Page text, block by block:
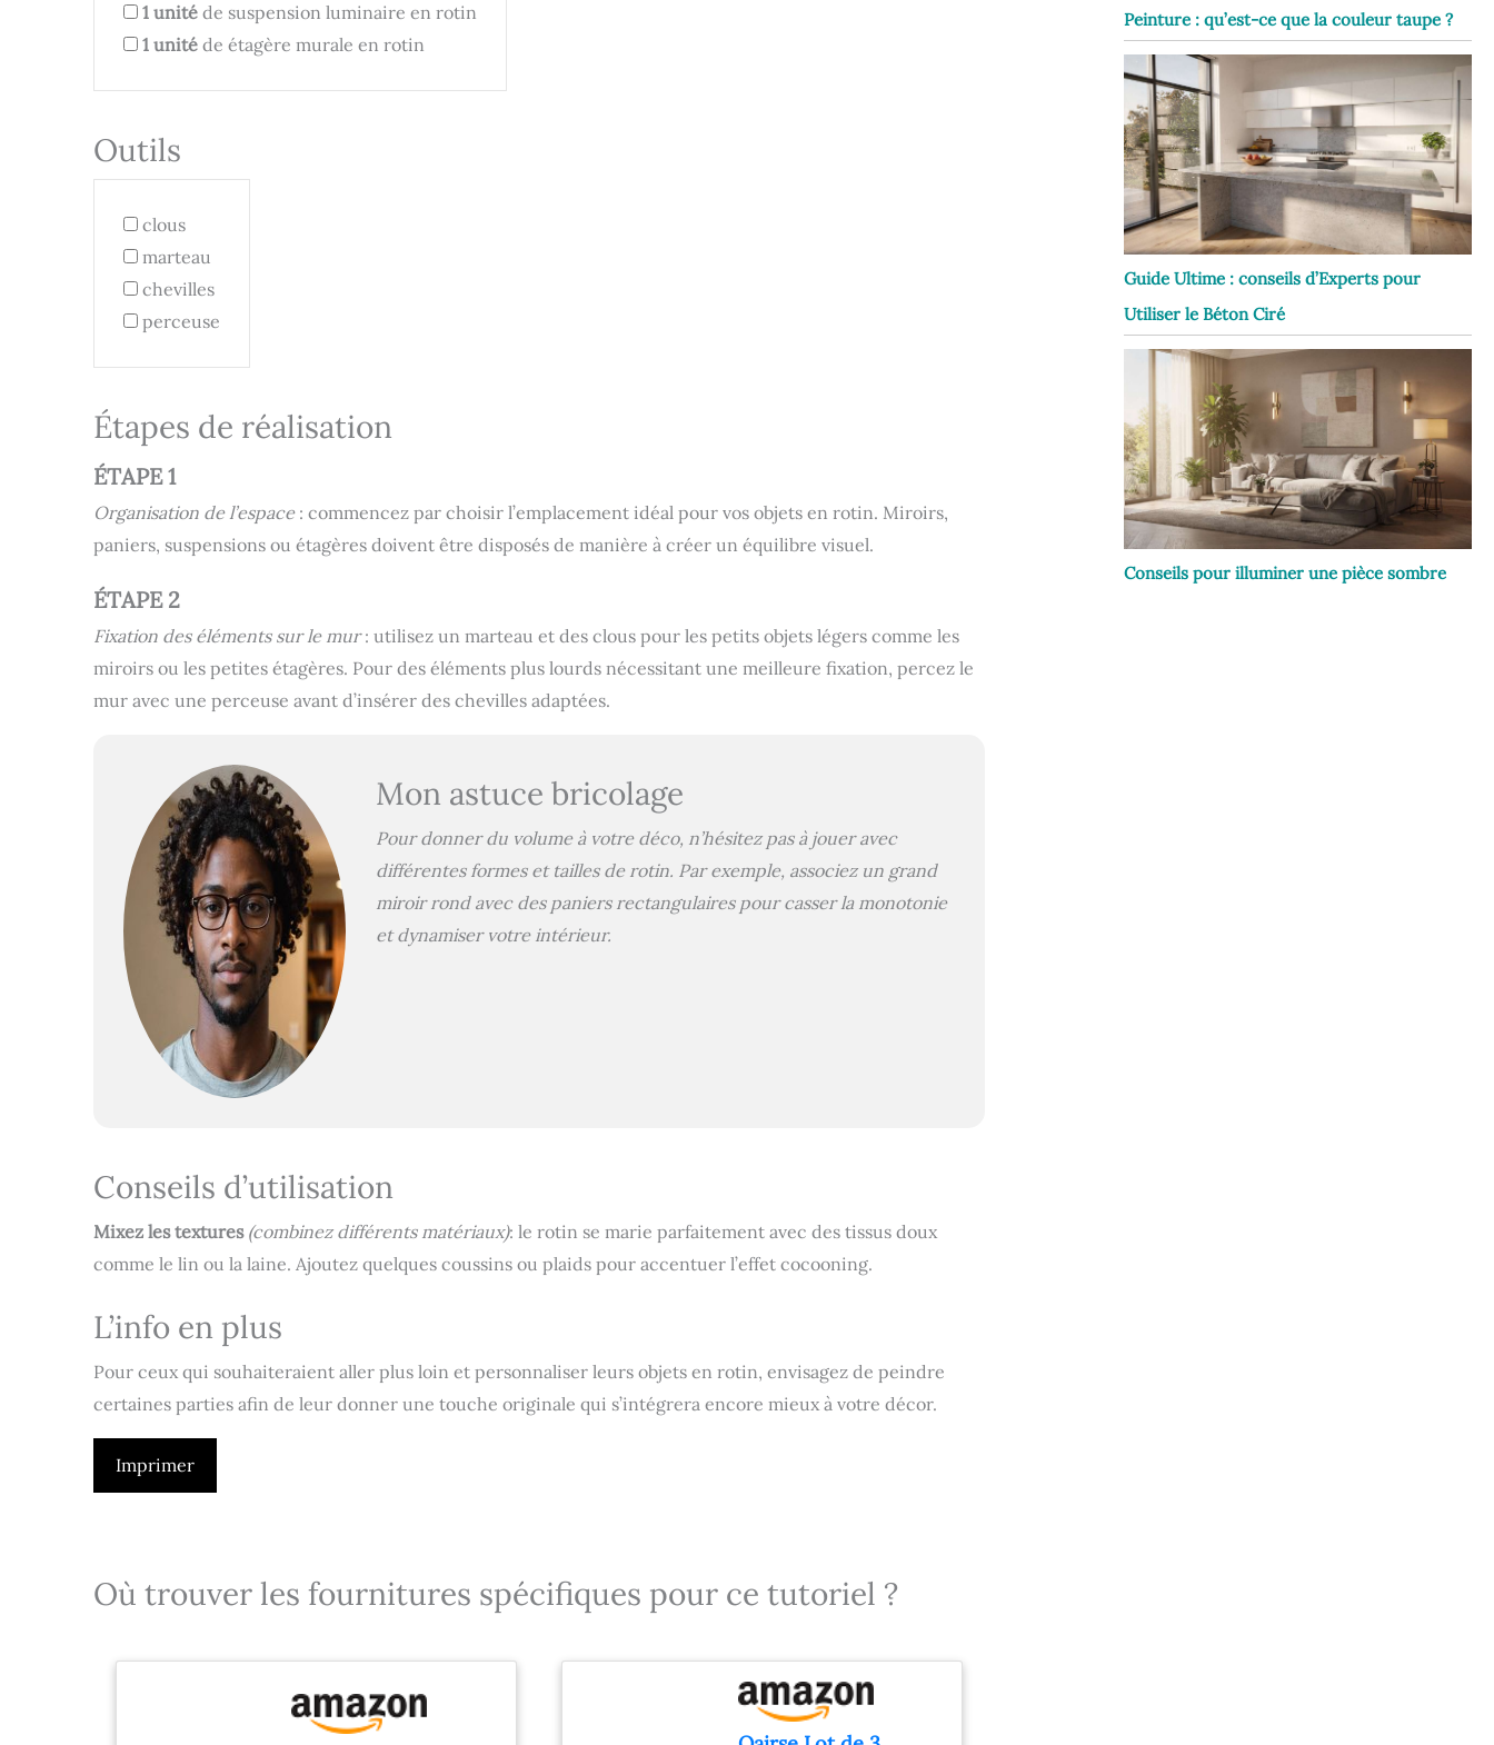
1 unité de suspension luminaire en rotin
1 unité de étagère murale en rotin
Outils
clous
marteau
chevilles
perceuse
Étapes de réalisation
ÉTAPE 1
Organisation de l’espace: commencez par choisir l’emplacement idéal pour vos objets en rotin. Miroirs,
paniers, suspensions ou étagères doivent être disposés de manière à créer un équilibre visuel.
ÉTAPE 2
Fixation des éléments sur le mur: utilisez un marteau et des clous pour les petits objets légers comme les
miroirs ou les petites étagères. Pour des éléments plus lourds nécessitant une meilleure fixation, percez le
mur avec une perceuse avant d’insérer des chevilles adaptées.
Mon astuce bricolage
Pour donner du volume à votre déco, n’hésitez pas à jouer avec
différentes formes et tailles de rotin. Par exemple, associez un grand
miroir rond avec des paniers rectangulaires pour casser la monotonie
et dynamiser votre intérieur.
Conseils d’utilisation
Mixez les textures (combinez différents matériaux): le rotin se marie parfaitement avec des tissus doux
comme le lin ou la laine. Ajoutez quelques coussins ou plaids pour accentuer l’effet cocooning.
L’info en plus
Pour ceux qui souhaiteraient aller plus loin et personnaliser leurs objets en rotin, envisagez de peindre
certaines parties afin de leur donner une touche originale qui s’intégrera encore mieux à votre décor.
Imprimer
Où trouver les fournitures spécifiques pour ce tutoriel ?
Peinture : qu’est-ce que la couleur taupe ?
Guide Ultime : conseils d’Experts pour
Utiliser le Béton Ciré
Conseils pour illuminer une pièce sombre